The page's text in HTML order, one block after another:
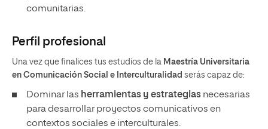
comunitarias.
Perfil profesional
Una vez que finalices tus estudios de la Maestría Universitaria
en Comunicación Social e Interculturalidad serás capaz de:
Dominar las herramientas y estrategias necesarias
para desarrollar proyectos comunicativos en
contextos sociales e interculturales.